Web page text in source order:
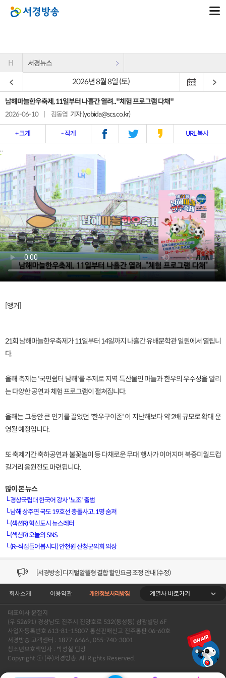
H 서경뉴스
2026년 8월 8일 (토)
남해마늘한우축제, 11일부터 나흘간 열려.."체험 프로그램 다채"
2026-06-10 김동엽 기자 (yobida@scs.co.kr)
+ 크게 - 작게 URL 복사
..
[앵커]
21회 남해마늘한우축제가 11일부터 14일까지 나흘간 유배문학관 일원에서 열립니
다.
올해 축제는 '국민쉼터 남해'를 주제로 지역 특산물인 마늘과 한우의 우수성을 알리
는 다양한 공연과 체험 프로그램이 펼쳐집니다.
올해는 그동안 큰 인기를 끌었던 '한우구이존' 이 지난해보다 약 2배 규모로 확대 운
영될 예정입니다.
또 축제기간 축하공연과 불꽃놀이 등 다채로운 무대 행사가 이어지며 북중미월드컵
길거리 응원전도 마련됩니다.
많이 본 뉴스
└경상국립대 한국어 강사 '노조' 출범
└남해 상주면 국도 19호선 충돌사고..1명 숨져
└(섹션R) 혁신도시 뉴스레터
└(섹션R) 오늘의 SNS
└(R-직접들어봅시다) 안천원 산청군의회 의장
[서경방송] 일부 채널편성 변경 안내의 건 (7/22)
[서경방송] 디지털알뜰형 결합 할인요금 조정 안내 (수정)
[공지] 개인정보처리방침 (Ver2.15) 개정의 건 (7/1)
[서경방송] 일부 채널편성 변경 안내의 건 (7/1)
[VOD공지] 청춘초이스 이용금액 변경 안내
[서경방송] 일부 채널편성 변경 안내의 건 (7/22)
회사소개 이용약관 개인정보처리방침 계열사 바로가기
대표이사 윤철지
(우 52691) 경상남도 진주시 진양호로 532(동성동) 삼광빌딩 6F
사업자등록번호 613-81-15007 통신판매신고 진주통판 06-60호
서경방송 고객센터 : 1877-6666 , 055-740-3001
청소년보호책임자 : 박성철 팀장
Copyright ⓒ (주)서경방송. All Rights Reserved.